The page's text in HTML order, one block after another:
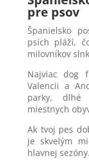
pre psov
Španielsko
psích pláží,
milovníkov
Najviac dog
Valencii a
parky, dlhé
miestnych
Ak tvoj pes
je skvelým
hlavnej sezóny.